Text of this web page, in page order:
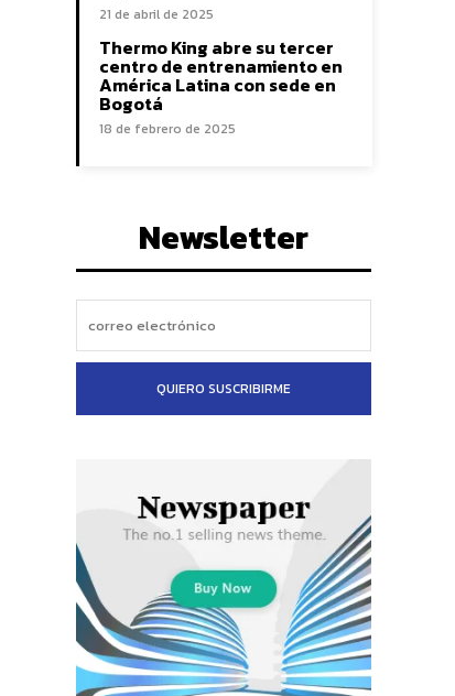
21 de abril de 2025
Thermo King abre su tercer
centro de entrenamiento en
América Latina con sede en
Bogotá
18 de febrero de 2025
Newsletter
QUIERO SUSCRIBIRME